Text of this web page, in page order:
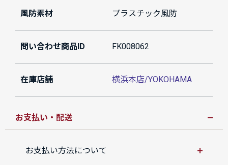
風防素材 プラスチック風防
問い合わせ商品ID FK008062
在庫店舗 横浜本店/YOKOHAMA
お支払い・配送
お支払い方法について